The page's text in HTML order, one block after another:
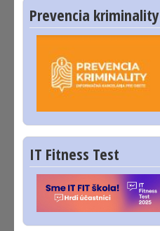
Prevencia kriminality
IT Fitness Test